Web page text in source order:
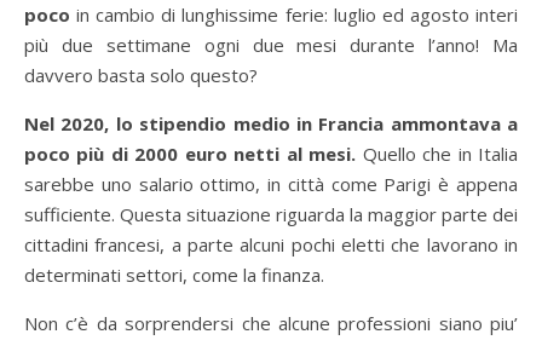
pocoin cambio di lunghissime ferie: luglio ed agosto interi
più due settimane ogni due mesi durante l’anno! Ma
davvero basta solo questo?
Nel 2020, lo stipendio medio in Francia ammontava a
poco più di 2000 euro netti al mesi. Quello che in Italia
sarebbe uno salario ottimo, in città come Parigi è appena
sufficiente. Questa situazione riguarda la maggior parte dei
cittadini francesi, a parte alcuni pochi eletti che lavorano in
determinati settori, come la finanza.
Non c’è da sorprendersi che alcune professioni siano piu’